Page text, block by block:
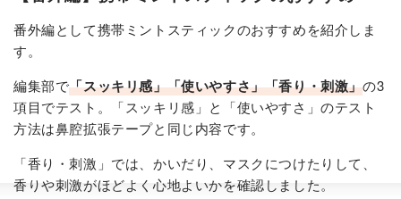
番外編として携帯ミントスティックのおすすめを紹介しま
す。
編集部で「スッキリ感」「使いやすさ」「香り・刺激」の3
項目でテスト。「スッキリ感」と「使いやすさ」のテスト
方法は鼻腔拡張テープと同じ内容です。
「香り・刺激」では、かいだり、マスクにつけたりして、
香りや刺激がほどよく心地よいかを確認しました。